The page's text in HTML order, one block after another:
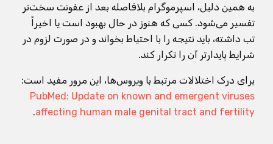
به همین دلیل، اسپرموگرام بلافاصله بعد از عفونت سخت‌تر
تفسیر می‌شود. کسی که هنوز در حال بهبود است یا اخیراً
تب داشته، باید نتیجه را با احتیاط بخواند و در صورت لزوم در
شرایط پایدارتر آن را تکرار کند.
برای درک اختلالات مرتبط با ویروس‌ها، این مرور مفید است:
PubMed: Update on known and emergent viruses
affecting human male genital tract and fertility
.